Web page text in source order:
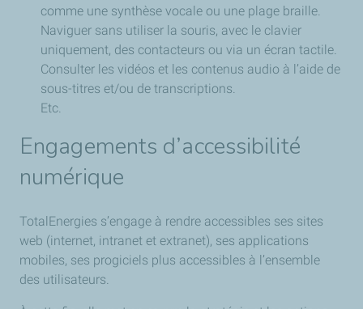
comme une synthèse vocale ou une plage braille.
Naviguer sans utiliser la souris, avec le clavier
uniquement, des contacteurs ou via un écran tactile.
Consulter les vidéos et les contenus audio à l’aide de
sous-titres et/ou de transcriptions.
Etc.
Engagements d’accessibilité
numérique
TotalEnergies s’engage à rendre accessibles ses sites
web (internet, intranet et extranet), ses applications
mobiles, ses progiciels plus accessibles à l’ensemble
des utilisateurs.